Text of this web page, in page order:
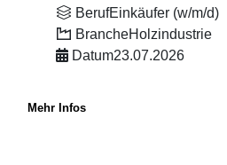
BerufEinkäufer (w/m/d)
BrancheHolzindustrie
Datum23.07.2026
Mehr Infos